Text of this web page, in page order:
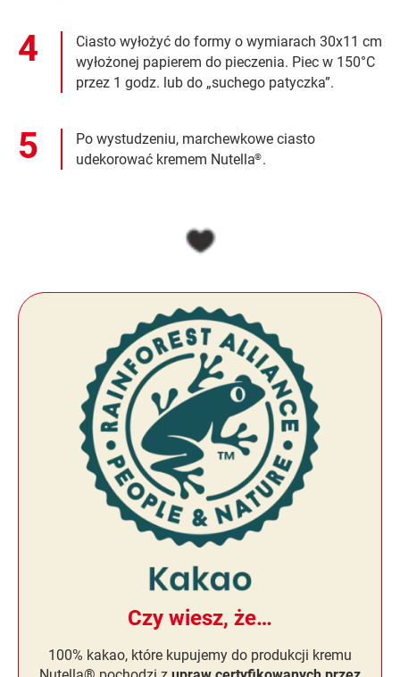
Ciasto wyłożyć do formy o wymiarach 30x11 cm
wyłożonej papierem do pieczenia. Piec w 150°C
przez 1 godz. lub do „suchego patyczka”.
Po wystudzeniu, marchewkowe ciasto
udekorować kremem Nutella®.
Czy wiesz, że…
100% kakao, które kupujemy do produkcji kremu